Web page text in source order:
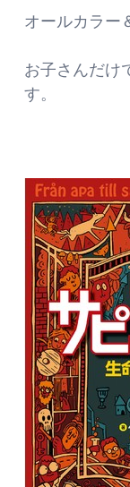
オールカラー
お子さんだけ
す。